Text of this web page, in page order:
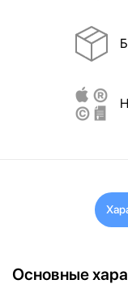
Основные